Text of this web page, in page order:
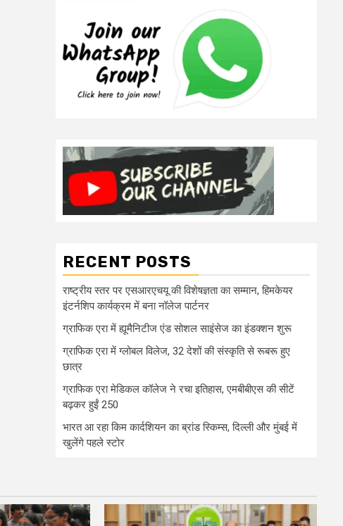
RECENT POSTS
राष्ट्रीय स्तर पर एसआरएचयू की विशेषज्ञता का सम्मान, हिमकेयर
इंटर्नशिप कार्यक्रम में बना नॉलेज पार्टनर
ग्राफिक एरा में ह्यूमैनिटीज एंड सोशल साइंसेज का इंडक्शन शुरू
ग्राफिक एरा में ग्लोबल विलेज, 32 देशों की संस्कृति से रूबरू हुए
छात्र
ग्राफिक एरा मेडिकल कॉलेज ने रचा इतिहास, एमबीबीएस की सीटें
बढ़कर हुईं 250
भारत आ रहा किम कार्दशियन का ब्रांड स्किम्स, दिल्ली और मुंबई में
खुलेंगे पहले स्टोर